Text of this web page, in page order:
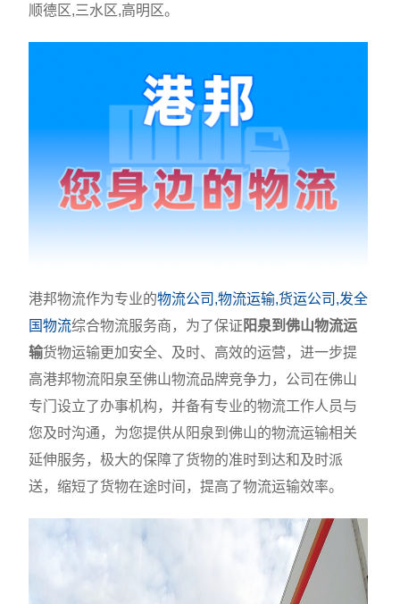
顺德区,三水区,高明区。
港邦物流作为专业的物流公司,物流运输,货运公司,发全
国物流综合物流服务商，为了保证 阳泉到佛山物流运
输货物运输更加安全、及时、高效的运营，进一步提
高港邦物流阳泉至佛山物流品牌竞争力，公司在佛山
专门设立了办事机构，并备有专业的物流工作人员与
您及时沟通，为您提供从阳泉到佛山的物流运输相关
延伸服务，极大的保障了货物的准时到达和及时派
送，缩短了货物在途时间，提高了物流运输效率。